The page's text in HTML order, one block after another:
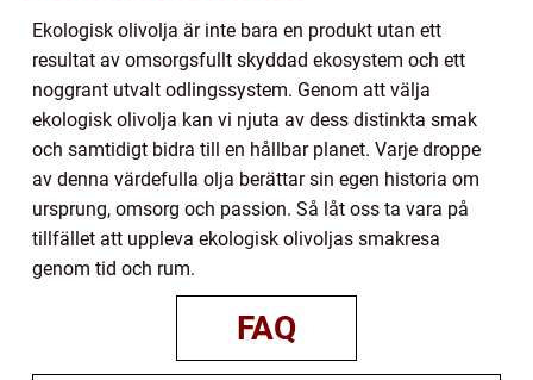
Ekologisk olivolja är inte bara en produkt utan ett
resultat av omsorgsfullt skyddad ekosystem och ett
noggrant utvalt odlingssystem. Genom att välja
ekologisk olivolja kan vi njuta av dess distinkta smak
och samtidigt bidra till en hållbar planet. Varje droppe
av denna värdefulla olja berättar sin egen historia om
ursprung, omsorg och passion. Så låt oss ta vara på
tillfället att uppleva ekologisk olivoljas smakresa
genom tid och rum.
FAQ